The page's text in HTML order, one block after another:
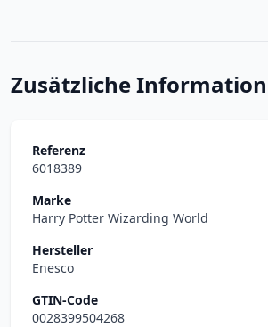
Zusätzliche
Referenz
6018389
Marke
Harry Potter Wizarding World
Hersteller
Enesco
GTIN-Code
0028399504268